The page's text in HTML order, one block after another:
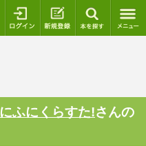
ログイン 新規登録
ふにくらすた!さんの